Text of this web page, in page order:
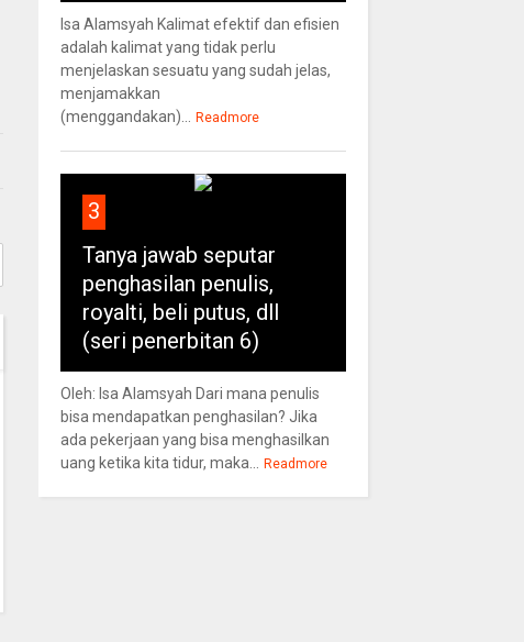
Isa Alamsyah Kalimat efektif dan efisien
adalah kalimat yang tidak perlu
menjelaskan sesuatu yang sudah jelas,
menjamakkan
(menggandakan)... Readmore
3
Tanya jawab seputar
penghasilan penulis,
royalti, beli putus, dll
(seri penerbitan 6)
Oleh: Isa Alamsyah Dari mana penulis
bisa mendapatkan penghasilan? Jika
ada pekerjaan yang bisa menghasilkan
uang ketika kita tidur, maka... Readmore